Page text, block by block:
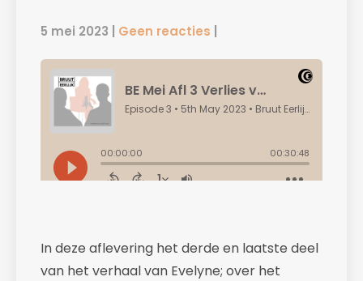
5 mei 2023 | Geen reacties |
In deze aflevering het derde en laatste deel
van het verhaal van Evelyne; over het